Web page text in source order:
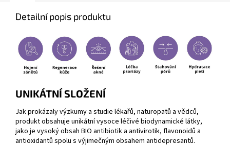
Detailní popis produktu
UNIKÁTNÍ SLOŽENÍ
Jak prokázaly výzkumy a studie lékařů, naturopatů a vědců,
produkt obsahuje unikátní vysoce léčivé biodynamické látky,
jako je vysoký obsah BIO antibiotik a antivirotik, flavonoidů a
antioxidantů spolu s výjimečným obsahem antidepresantů.